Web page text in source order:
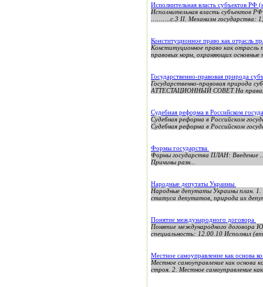
Исполнительная власть субъектов
Исполнительная власть
……….с.3 II. Механизм государства:
Конституционное право как отрасль
Конституционное право как
правовых норм, охраняющих основные
Государственно-правовая природа
Государственно-правовая природа
АТТЕСТАЦИОННЫЙ СОВЕТ На
Судебная реформа в Российском
Судебная реформа в Российском
Судебная реформа в Российском
Формы государства
Формы государства ПЛАН: Введение
Причины разн...
Народные депутаты Украины
Народные депутаты Украины план. 1.
статуса депутатов, природа их
Понятие международного договора
Понятие международного
специальность: 12.00.10 Исполнил
Местное самоуправление как основа
Местное самоуправление как основа
строя. 2. Местное самоуправление